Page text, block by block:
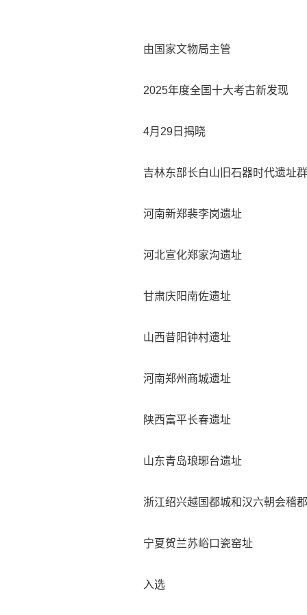
由国家文物局主管
2025年度全国十大考古新发现
4月29日揭晓
吉林东部长白山旧石器时代遗址群
河南新郑裴李岗遗址
河北宣化郑家沟遗址
甘肃庆阳南佐遗址
山西昔阳钟村遗址
河南郑州商城遗址
陕西富平长春遗址
山东青岛琅琊台遗址
浙江绍兴越国都城和汉六朝会稽
宁夏贺兰苏峪口瓷窑址
入选